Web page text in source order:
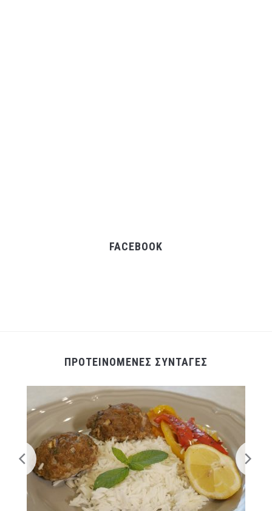
FACEBOOK
ΠΡΟΤΕΙΝΟΜΕΝΕΣ ΣΥΝΤΑΓΕΣ